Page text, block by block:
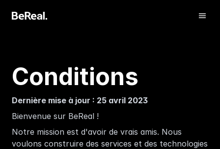
Conditions
Dernière mise à jour : 25 avril 2023
Bienvenue sur BeReal !
Notre mission est d'avoir de vrais amis. Nous
voulons construire des services et des technologies